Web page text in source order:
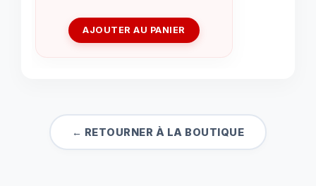
AJOUTER AU PANIER
← RETOURNER À LA BOUTIQUE